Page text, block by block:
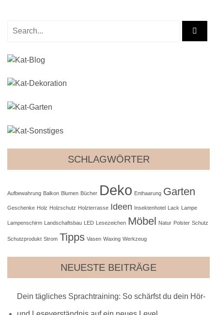
SCHLAGWÖRTER
Aufbewahrung Balkon Blumen Bücher Deko Enthaarung Garten
Geschenke Holz Holzschutz Holzterrasse Ideen Insektenhotel Lack Lampe
Lampenschirm Landschaftsbau LED Lesezeichen Möbel Natur Polster Schutz
Schutzprodukt Strom Tipps Vasen Waxing Werkzeug
NEUESTE BEITRÄGE
Dein tägliches Sprachtraining: So schärfst du dein Hör-